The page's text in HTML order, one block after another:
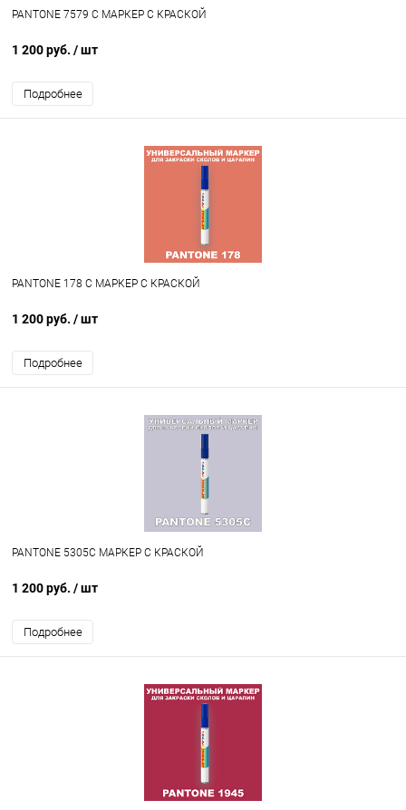
PANTONE 7579 C МАРКЕР С КРАСКОЙ
1 200 руб. / шт
Подробнее
PANTONE 178 C МАРКЕР С КРАСКОЙ
1 200 руб. / шт
Подробнее
PANTONE 5305C МАРКЕР С КРАСКОЙ
1 200 руб. / шт
Подробнее